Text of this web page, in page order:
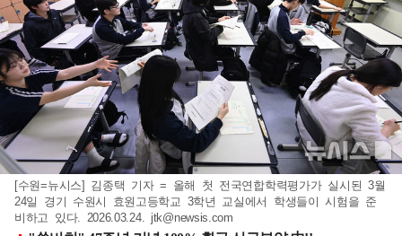
[수원=뉴시스] 김종택 기자 = 올해 첫 전국연합학력평가가 실시된 3월
24일 경기 수원시 효원고등학교 3학년 교실에서 학생들이 시험을 준
비하고 있다. 2026.03.24. jtk@newsis.com